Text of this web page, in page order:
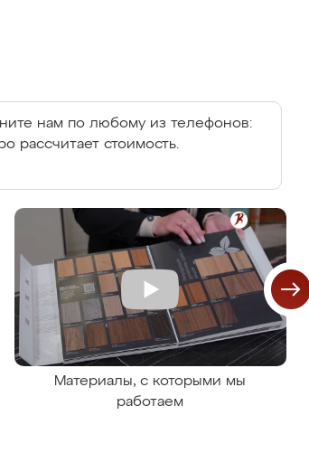
нам по любому из телефонов:
рассчитает стоимость.
Материалы, с которыми мы
работаем